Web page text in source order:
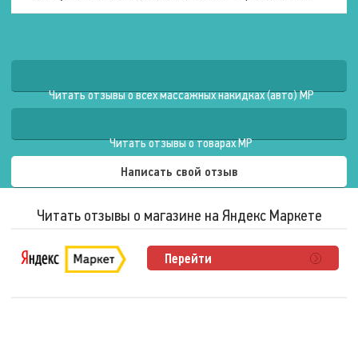
Читать отзывы о всех массажных накидках (авто) MP
Читать отзывы о товарах MP
Написать свой отзыв
Читать отзывы о магазине на Яндекс Маркете
Перейти